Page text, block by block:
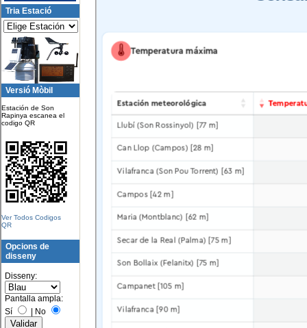
Tria Estació
Versió Mòbil
Estación de Son
Rapinya escanea el
codigo QR
Ver Todos Codigos
QR
Opcions de
disseny
Disseny:
Pantalla ampla:
Sí
No